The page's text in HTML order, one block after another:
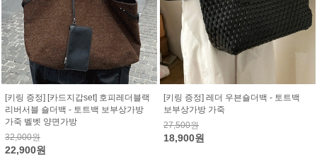
[키링 증정] [카드지갑set] 호피레더블랙
리버서블 숄더백 - 토트백 보부상가방
가죽 벨벳 양면가방
32,000원
22,900원
[키링 증정] 레더 우븐숄더백 - 토트백
보부상가방 가죽
27,500원
18,900원